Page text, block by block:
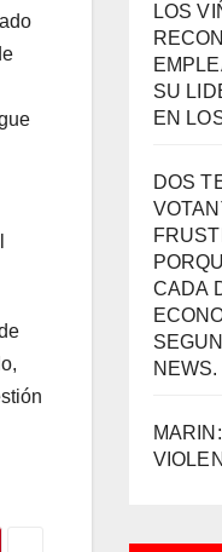
LOS
SU
EN
DOS
CADA
NEWS.